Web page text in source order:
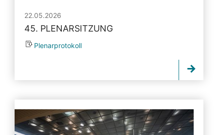
22.05.2026
45. PLENARSITZUNG
Plenarprotokoll